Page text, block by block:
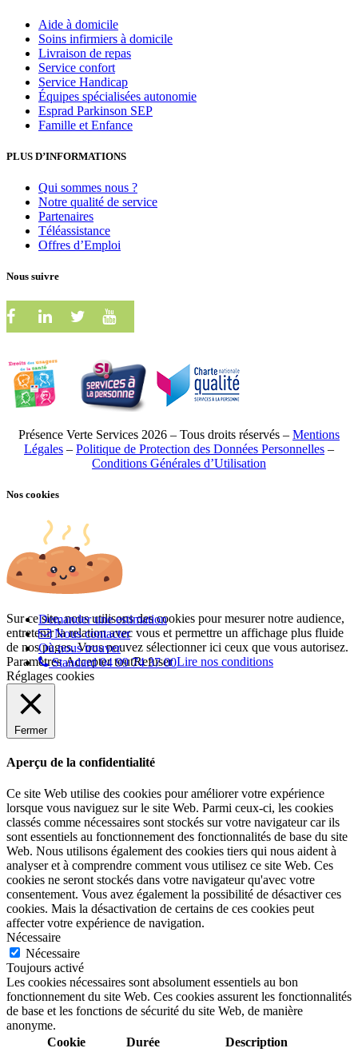
Aide à domicile
Soins infirmiers à domicile
Livraison de repas
Service confort
Service Handicap
Équipes spécialisées autonomie
Esprad Parkinson SEP
Famille et Enfance
PLUS D’INFORMATIONS
Qui sommes nous ?
Notre qualité de service
Partenaires
Téléassistance
Offres d’Emploi
Nous suivre
Présence Verte Services 2026 – Tous droits réservés – Mentions
Légales – Politique de Protection des Données Personnelles –
Conditions Générales d’Utilisation
Nos cookies
Sur ce site, nous utilisons des cookies pour mesurer notre audience,
entretenir la relation avec vous et permettre un affichage plus fluide
de nos pages. Vous pouvez sélectionner ici ceux que vous autorisez.
Paramètres Accepter toutRefuser Lire nos conditions
Réglages cookies
Fermer
Aperçu de la confidentialité
Ce site Web utilise des cookies pour améliorer votre expérience
lorsque vous naviguez sur le site Web. Parmi ceux-ci, les cookies
classés comme nécessaires sont stockés sur votre navigateur car ils
sont essentiels au fonctionnement des fonctionnalités de base du site
Web. Nous utilisons également des cookies tiers qui nous aident à
analyser et à comprendre comment vous utilisez ce site Web. Ces
cookies ne seront stockés dans votre navigateur qu'avec votre
consentement. Vous avez également la possibilité de désactiver ces
cookies. Mais la désactivation de certains de ces cookies peut
affecter votre expérience de navigation.
Nécessaire
Nécessaire
Toujours activé
Les cookies nécessaires sont absolument essentiels au bon
fonctionnement du site Web. Ces cookies assurent les fonctionnalités
de base et les fonctions de sécurité du site Web, de manière
anonyme.
Cookie
Durée Description
Demander une estimation
Nous contacter
Où nous trouver
Standard 04 99 74 37 00